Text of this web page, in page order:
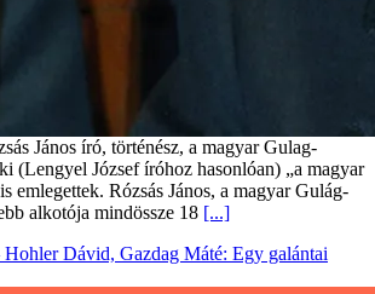
János író, történész, a magyar Gulag-
(Lengyel József íróhoz hasonlóan) „a magyar
emlegettek. Rózsás János, a magyar Gulág-
alkotója mindössze 18 [...]
Dávid, Gazdag Máté: Egy galántai